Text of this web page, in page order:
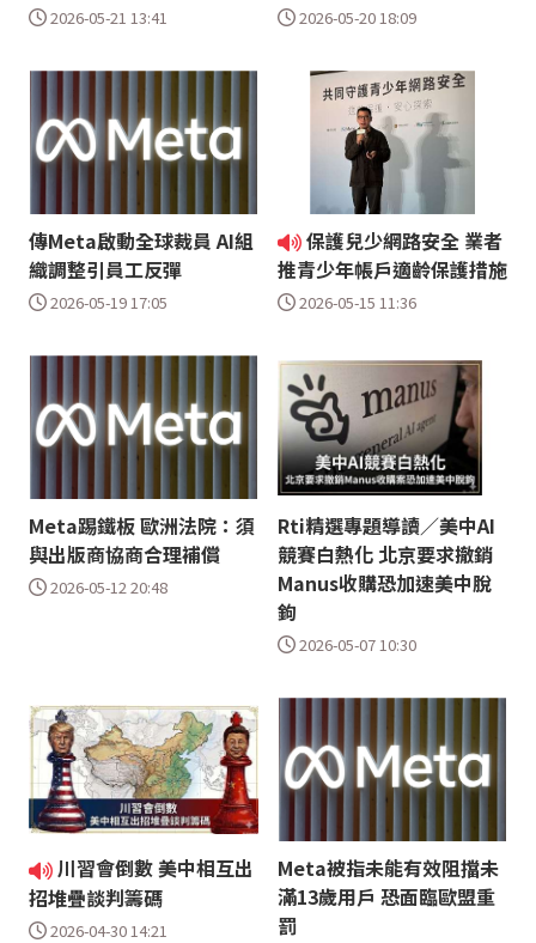
2026-05-21 13:41 2026-05-20 18:09
傳Meta啟動全球裁員 AI組
織調整引員工反彈
2026-05-19 17:05
保護兒少網路安全 業者
推青少年帳戶適齡保護措施
2026-05-15 11:36
Meta踢鐵板 歐洲法院：須
與出版商協商合理補償
2026-05-12 20:48
Rti精選專題導讀／美中AI
競賽白熱化 北京要求撤銷
Manus收購恐加速美中脫
鉤
2026-05-07 10:30
川習會倒數 美中相互出
招堆疊談判籌碼
2026-04-30 14:21
Meta被指未能有效阻擋未
滿13歲用戶 恐面臨歐盟重
罰